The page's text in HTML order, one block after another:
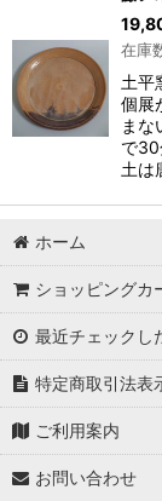
在庫
土平
個展
まな
で30
土は
ホーム
ショッピングカ
最近チェックし
特定商取引法表
ご利用案内
お問い合わせ